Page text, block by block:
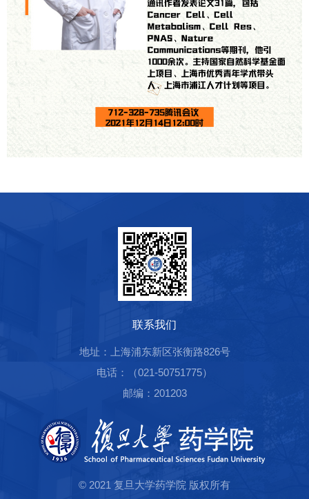
联系我们
地址：上海浦东新区张衡路826号
电话：（021-50751775）
邮编：201203
© 2021 复旦大学药学院 版权所有